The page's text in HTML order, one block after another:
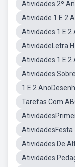
Atividades 2º
Atividade 1 E 2
Atividades 1 E 2
AtividadeLetra H
Atividades 1 E 2
Atividades
1 E 2
Tarefas Com
AtividadesFesta
Atividades De
Atividades